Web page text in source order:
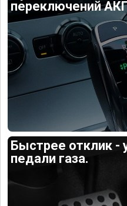
переключений
Быстрее отклик -
педали газа.